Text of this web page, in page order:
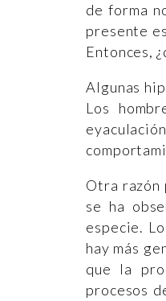
de forma
presente
Entonces,
Algunas
Los
Otra razón
se ha
especie.
hay más
que la
procesos